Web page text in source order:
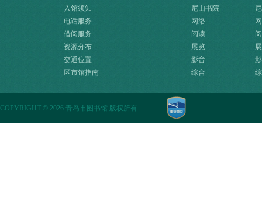
入馆须知
电话服务
借阅服务
资源分布
交通位置
区市馆指南
尼山书院
网络
阅读
展览
影音
综合
COPYRIGHT © 2026 青岛市图书馆 版权所有